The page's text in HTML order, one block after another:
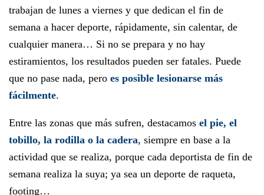
trabajan de lunes a viernes y que dedican el fin de
semana a hacer deporte, rápidamente, sin calentar, de
cualquier manera… Si no se prepara y no hay
estiramientos, los resultados pueden ser fatales. Puede
que no pase nada, pero es posible lesionarse más
fácilmente.
Entre las zonas que más sufren, destacamos el pie, el
tobillo, la rodilla o la cadera, siempre en base a la
actividad que se realiza, porque cada deportista de fin de
semana realiza la suya; ya sea un deporte de raqueta,
footing…